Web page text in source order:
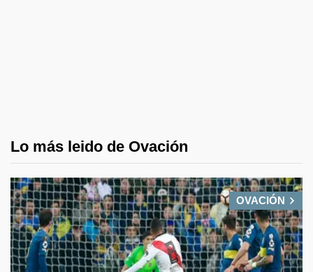
Lo más leido de Ovación
OVACIÓN